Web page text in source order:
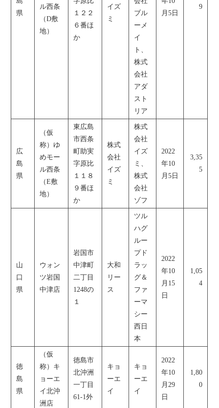
県
ル西条
（D敷
地）
１２２
６番ほ
か
イズ
ミ
ブル
ーメ
イ
ト、
株式
会社
アダ
スト
リア
月5日
9
広
島
県
（仮
称）ゆ
めモー
ル西条
（E敷
地）
東広島
市西条
町助実
字原比
１１８
９番ほ
か
株式
会社
イズ
ミ
株式
会社
イズ
ミ、
株式
会社
ゾフ
2022
年10
月5日
3,35
5
山
口
県
ウォン
ツ岩国
中津店
岩国市
中津町
二丁目
1248の
１
大和
リー
ス
ツル
ハグ
ルー
プド
ラッ
グ＆
ファ
ーマ
シー
西日
本
2022
年10
月15
日
1,05
4
徳
島
県
（仮
称）キ
ョーエ
イ北沖
洲店
徳島市
北沖洲
一丁目
61-1外
キョ
ーエ
イ
キョ
ーエ
イ
2022
年10
月29
日
1,80
0